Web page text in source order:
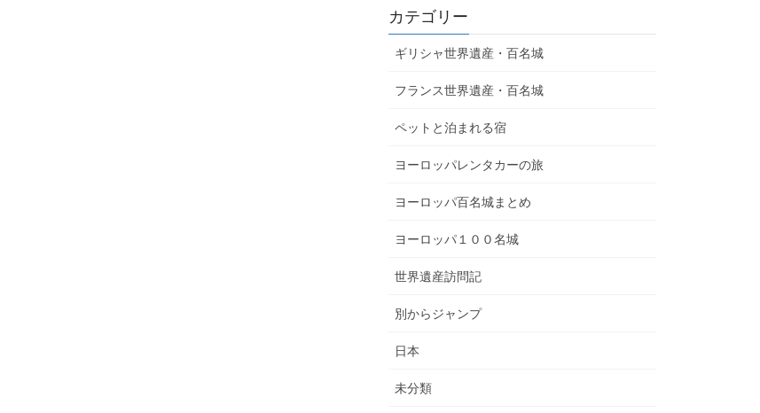
カテゴリー
ギリシャ世界遺産・百名城
フランス世界遺産・百名城
ペットと泊まれる宿
ヨーロッパレンタカーの旅
ヨーロッパ百名城まとめ
ヨーロッパ１００名城
世界遺産訪問記
別からジャンプ
日本
未分類